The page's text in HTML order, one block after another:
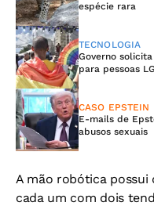
espécie rara
TECNOLOGIA
Governo
para pessoas
CASO EPSTEIN
E-mails de
abusos sexuais
A mão robótica
cada um com dois